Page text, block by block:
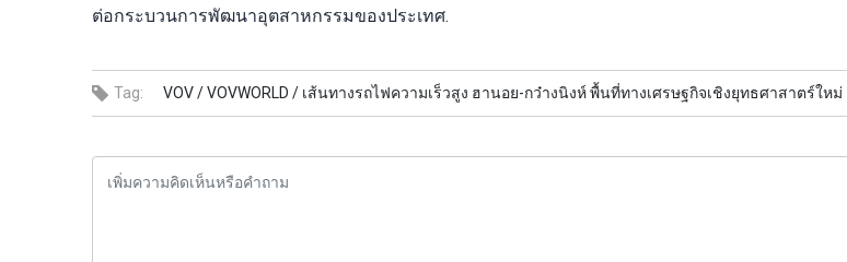
ต่อกระบวนการพัฒนาอุตสาหกรรมของประเทศ.
Tag: VOV /VOVWORLD / เส้นทางรถไฟความเร็วสูง ฮานอย-กว๋างนิงห์ พื้นที่ทางเศรษฐกิจเชิงยุทธศาสาตร์ใหม่